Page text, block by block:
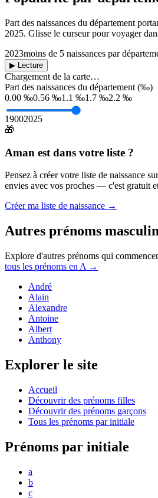
Part des naissances du département
2025. Glisse le curseur pour voyager
2023moins de 5 naissances par
▶ Lecture
Chargement de la carte…
Part des naissances du département (‰)
0.00 ‰0.56 ‰1.1 ‰1.7 ‰2.2 ‰
19002025
🎁
Aman est dans votre liste ?
Pensez à créer votre liste de naissance
envies avec vos proches — c'est gratuit
Créer ma liste de naissance →
Autres prénoms
Explore d'autres prénoms qui
tous les prénoms en A →
André
Alain
Alexandre
Antoine
Albert
Anthony
Explorer le site
Accueil
Découvrir des prénoms filles
Découvrir des prénoms garçons
Tous les prénoms par initiale
Prénoms par initiale
a
b
c